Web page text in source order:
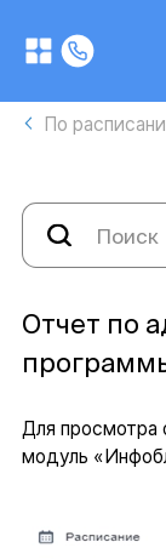
По
Отчет по
Для просмотра
модуль